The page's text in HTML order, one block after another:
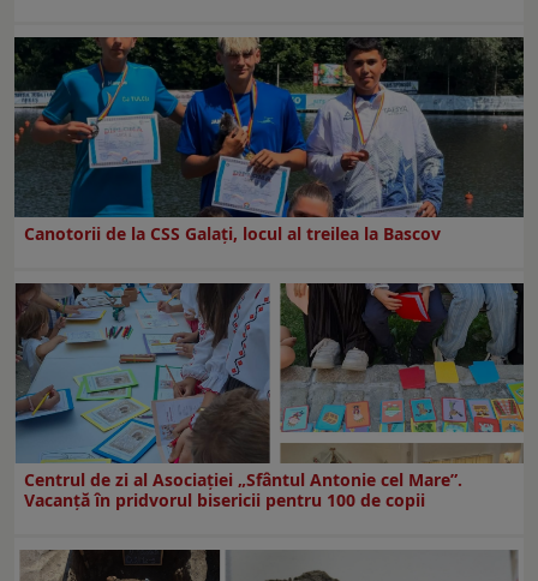
Canotorii de la CSS Galați, locul al treilea la Bascov
Centrul de zi al Asociației „Sfântul Antonie cel Mare”.
Vacanță în pridvorul bisericii pentru 100 de copii